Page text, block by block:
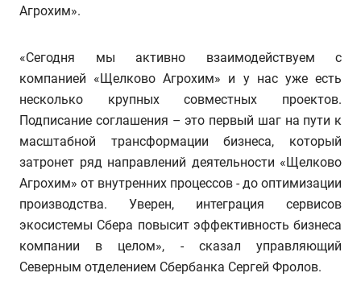
Агрохим».
«Сегодня мы активно взаимодействуем с
компанией «Щелково Агрохим» и у нас уже есть
несколько крупных совместных проектов.
Подписание соглашения – это первый шаг на пути к
масштабной трансформации бизнеса, который
затронет ряд направлений деятельности «Щелково
Агрохим» от внутренних процессов - до оптимизации
производства. Уверен, интеграция сервисов
экосистемы Сбера повысит эффективность бизнеса
компании в целом», - сказал управляющий
Северным отделением Сбербанка Сергей Фролов.